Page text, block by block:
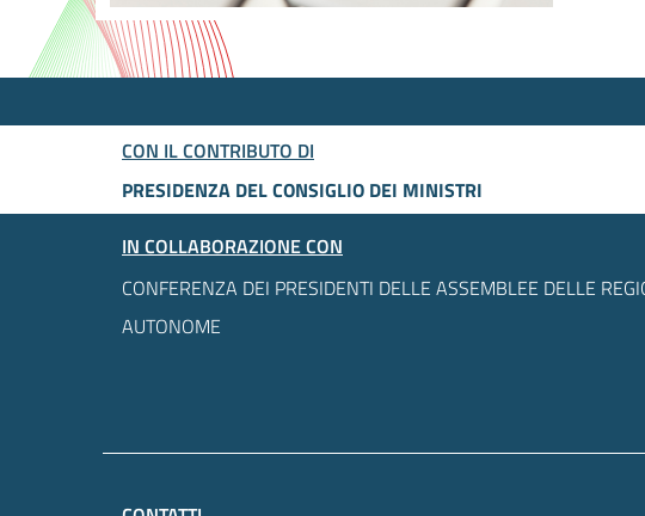
CON IL CONTRIBUTO DI
PRESIDENZA DEL CONSIGLIO DEI MINISTRI
IN COLLABORAZIONE CON
CONFERENZA DEI PRESIDENTI DELLE ASSEMBLEE DELLE
AUTONOME